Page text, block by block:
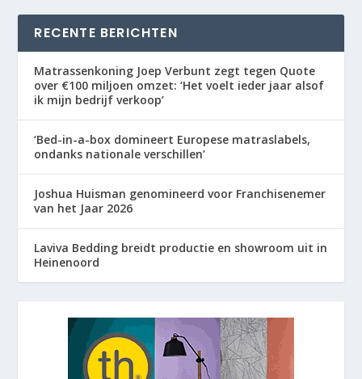
RECENTE BERICHTEN
Matrassenkoning Joep Verbunt zegt tegen Quote
over €100 miljoen omzet: ‘Het voelt ieder jaar alsof
ik mijn bedrijf verkoop’
‘Bed-in-a-box domineert Europese matraslabels,
ondanks nationale verschillen’
Joshua Huisman genomineerd voor Franchisenemer
van het Jaar 2026
Laviva Bedding breidt productie en showroom uit in
Heinenoord